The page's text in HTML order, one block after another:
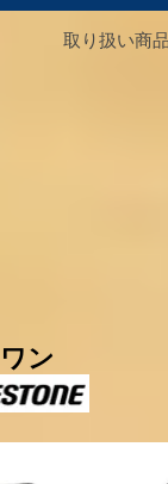
取り扱い商
ン